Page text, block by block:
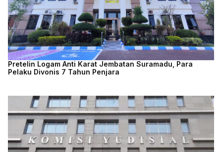
Pretelin Logam Anti Karat Jembatan Suramadu, Para
Pelaku Divonis 7 Tahun Penjara